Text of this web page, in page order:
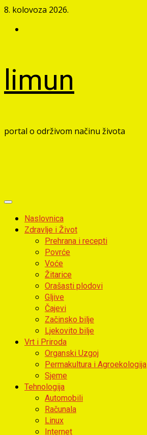
Skip
content
8. kolovoza 2026.
limun
portal o održivom načinu života
Primary
MenuNaslovnica
Zdravlje i Život
Prehrana i recepti
Povrće
Voće
Žitarice
Orašasti plodovi
Gljive
Čajevi
Začinsko bilje
Ljekovito bilje
Vrt i Priroda
Organski Uzgoj
Permakultura i Agroekologija
Sjeme
Tehnologija
Automobili
Računala
Linux
Internet